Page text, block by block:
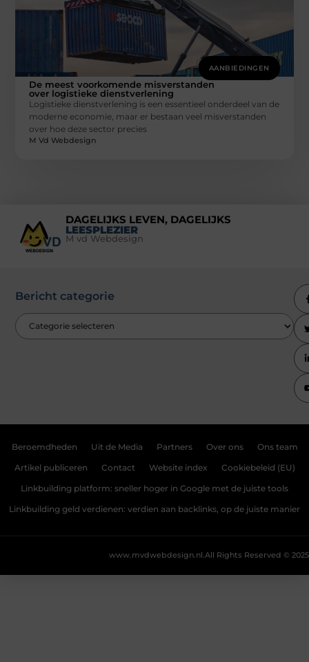
AANBIEDINGEN
De meest voorkomende misverstanden
over logistieke dienstverlening
Logistieke dienstverlening is een essentieel onderdeel van de
moderne economie, maar er bestaan veel misverstanden
over hoe deze sector precies
M Vd Webdesign
DAGELIJKS LEVEN, DAGELIJKS
LEESPLEZIER
M vd Webdesign
Bericht categorie
Beroemdheden Uit de Media Partners Over ons Ons team
Artikel publiceren Contact Website index Cookiebeleid (EU)
Linkbuilding platform: sneller hoger in Google met de juiste tools
Linkbuilding geld verdienen: verdien aan backlinks, op de juiste manier
All Rights Reserved © 2025
www.mvdwebdesign.nl.